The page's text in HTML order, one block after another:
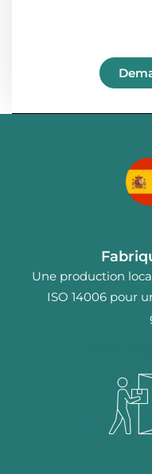
Une production
ISO 14006 pour